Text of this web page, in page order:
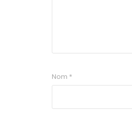
Nom *